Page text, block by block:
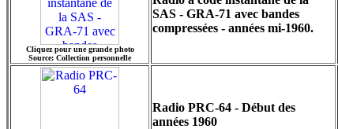
Cliquez pour une grande photo
Source: Collection personnelle
SAS - GRA-71 avec bandes
compressées - années mi-1960.
Radio PRC-64 - Début des
années 1960